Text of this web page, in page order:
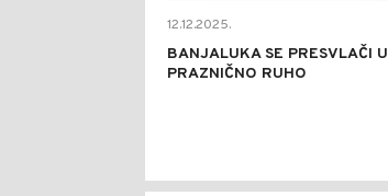
12.12.2025.
BANJALUKA SE PRESVLAČI U
PRAZNIČNO RUHO